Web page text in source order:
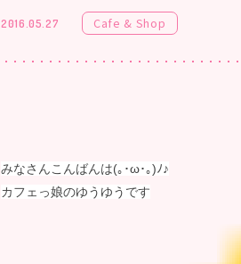
2016.05.27 Cafe & Shop
みなさんこんばんは(｡･ω･｡)ﾉ♪
カフェっ娘のゆうゆうです